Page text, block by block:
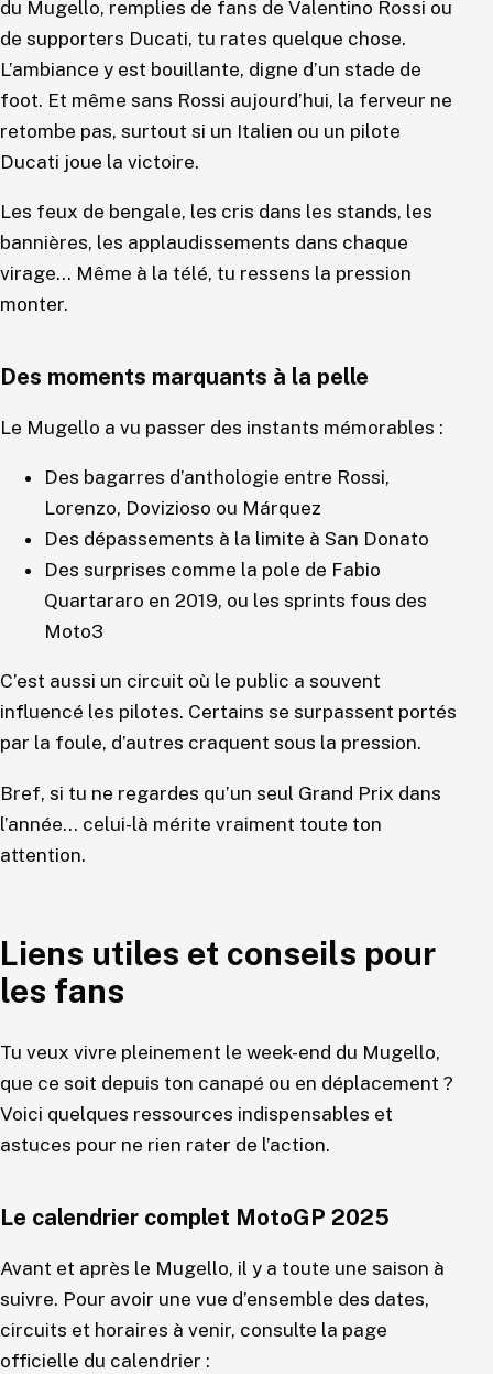
du Mugello, remplies de fans de Valentino Rossi ou
de supporters Ducati, tu rates quelque chose.
L’ambiance y est bouillante, digne d’un stade de
foot. Et même sans Rossi aujourd’hui, la ferveur ne
retombe pas, surtout si un Italien ou un pilote
Ducati joue la victoire.
Les feux de bengale, les cris dans les stands, les
bannières, les applaudissements dans chaque
virage… Même à la télé, tu ressens la pression
monter.
Des moments marquants à la pelle
Le Mugello a vu passer des instants mémorables :
Des bagarres d’anthologie entre Rossi,
Lorenzo, Dovizioso ou Márquez
Des dépassements à la limite à San Donato
Des surprises comme la pole de Fabio
Quartararo en 2019, ou les sprints fous des
Moto3
C’est aussi un circuit où le public a souvent
influencé les pilotes. Certains se surpassent portés
par la foule, d’autres craquent sous la pression.
Bref, si tu ne regardes qu’un seul Grand Prix dans
l’année… celui-là mérite vraiment toute ton
attention.
Liens utiles et conseils pour
les fans
Tu veux vivre pleinement le week-end du Mugello,
que ce soit depuis ton canapé ou en déplacement ?
Voici quelques ressources indispensables et
astuces pour ne rien rater de l’action.
Le calendrier complet MotoGP 2025
Avant et après le Mugello, il y a toute une saison à
suivre. Pour avoir une vue d’ensemble des dates,
circuits et horaires à venir, consulte la page
officielle du calendrier :